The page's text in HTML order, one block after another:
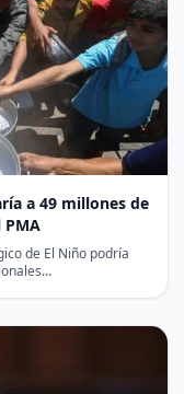
a 49 millones de
PMA
de El Niño podría